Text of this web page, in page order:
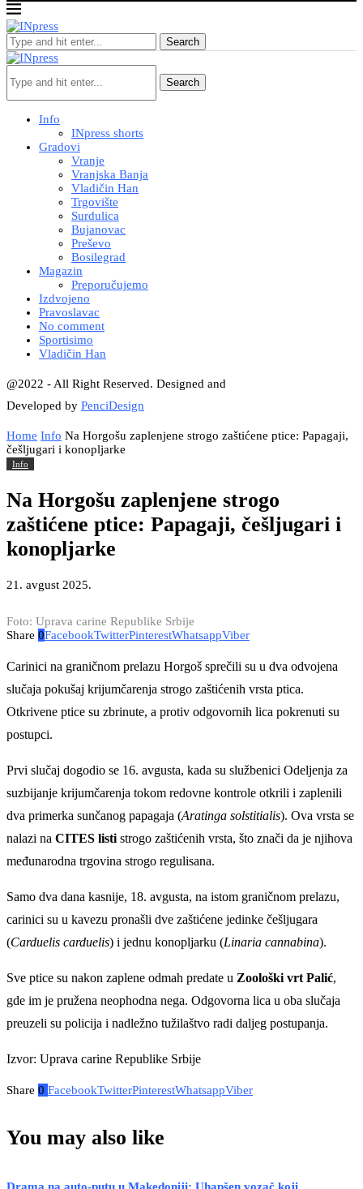
Search
Search
Info
INpress shorts
Gradovi
Vranje
Vranjska Banja
Vladičin Han
Trgovište
Surdulica
Bujanovac
Preševo
Bosilegrad
Magazin
Preporučujemo
Izdvojeno
Pravoslavac
No comment
Sportisimo
Vladičin Han
@2022 - All Right Reserved. Designed and
Developed by PenciDesign
Home Info Na Horgošu zaplenjene strogo zaštićene ptice: Papagaji,
češljugari i konopljarke
Info
Na Horgošu zaplenjene strogo
zaštićene ptice: Papagaji, češljugari i
konopljarke
21. avgust 2025.
Foto: Uprava carine Republike Srbije
Share 0FacebookTwitterPinterestWhatsappViber
Carinici na graničnom prelazu Horgoš sprečili su u dva odvojena
slučaja pokušaj krijumčarenja strogo zaštićenih vrsta ptica.
Otkrivene ptice su zbrinute, a protiv odgovornih lica pokrenuti su
postupci.
Prvi slučaj dogodio se 16. avgusta, kada su službenici Odeljenja za
suzbijanje krijumčarenja tokom redovne kontrole otkrili i zaplenili
dva primerka sunčanog papagaja (Aratinga solstitialis). Ova vrsta se
nalazi na CITES listi strogo zaštićenih vrsta, što znači da je njihova
međunarodna trgovina strogo regulisana.
Samo dva dana kasnije, 18. avgusta, na istom graničnom prelazu,
carinici su u kavezu pronašli dve zaštićene jedinke češljugara
(Carduelis carduelis) i jednu konopljarku (Linaria cannabina).
Sve ptice su nakon zaplene odmah predate u Zoološki vrt Palić,
gde im je pružena neophodna nega. Odgovorna lica u oba slučaja
preuzeli su policija i nadležno tužilaštvo radi daljeg postupanja.
Izvor: Uprava carine Republike Srbije
Share 0 FacebookTwitterPinterestWhatsappViber
You may also like